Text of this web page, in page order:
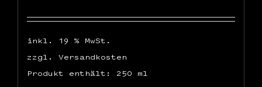
inkl. 19 % MwSt.
zzgl. Versandkosten
Produkt enthält: 250 ml